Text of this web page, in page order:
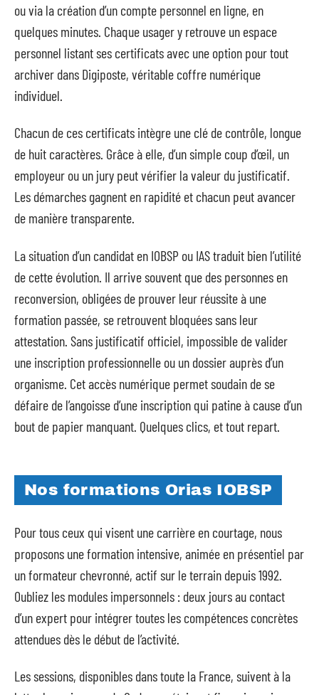
ou via la création d’un compte personnel en ligne, en
quelques minutes. Chaque usager y retrouve un espace
personnel listant ses certificats avec une option pour tout
archiver dans Digiposte, véritable coffre numérique
individuel.
Chacun de ces certificats intègre une clé de contrôle, longue
de huit caractères. Grâce à elle, d’un simple coup d’œil, un
employeur ou un jury peut vérifier la valeur du justificatif.
Les démarches gagnent en rapidité et chacun peut avancer
de manière transparente.
La situation d’un candidat en IOBSP ou IAS traduit bien l’utilité
de cette évolution. Il arrive souvent que des personnes en
reconversion, obligées de prouver leur réussite à une
formation passée, se retrouvent bloquées sans leur
attestation. Sans justificatif officiel, impossible de valider
une inscription professionnelle ou un dossier auprès d’un
organisme. Cet accès numérique permet soudain de se
défaire de l’angoisse d’une inscription qui patine à cause d’un
bout de papier manquant. Quelques clics, et tout repart.
Nos formations Orias IOBSP
Pour tous ceux qui visent une carrière en courtage, nous
proposons une formation intensive, animée en présentiel par
un formateur chevronné, actif sur le terrain depuis 1992.
Oubliez les modules impersonnels : deux jours au contact
d’un expert pour intégrer toutes les compétences concrètes
attendues dès le début de l’activité.
Les sessions, disponibles dans toute la France, suivent à la